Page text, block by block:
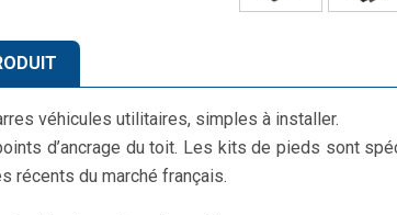
véhicules utilitaires, simples à installer.
d’ancrage du toit. Les kits de pieds sont
récents du marché français.